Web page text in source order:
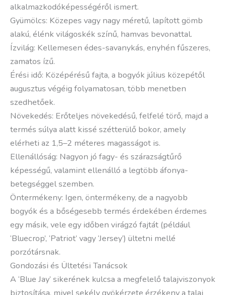
alkalmazkodóképességéről ismert.
Gyümölcs: Közepes vagy nagy méretű, lapított gömb
alakú, élénk világoskék színű, hamvas bevonattal.
Ízvilág: Kellemesen édes-savanykás, enyhén fűszeres,
zamatos ízű.
Érési idő: Középérésű fajta, a bogyók július közepétől
augusztus végéig folyamatosan, több menetben
szedhetőek.
Növekedés: Erőteljes növekedésű, felfelé törő, majd a
termés súlya alatt kissé szétterülő bokor, amely
elérheti az 1,5–2 méteres magasságot is.
Ellenállóság: Nagyon jó fagy- és szárazságtűrő
képességű, valamint ellenálló a legtöbb áfonya-
betegséggel szemben.
Öntermékeny: Igen, öntermékeny, de a nagyobb
bogyók és a bőségesebb termés érdekében érdemes
egy másik, vele egy időben virágzó fajtát (például
‘Bluecrop’, ‘Patriot’ vagy ‘Jersey’) ültetni mellé
porzótársnak.
Gondozási és Ültetési Tanácsok
A ‘Blue Jay’ sikerének kulcsa a megfelelő talajviszonyok
biztosítása, mivel sekély gyökérzete érzékeny a talaj